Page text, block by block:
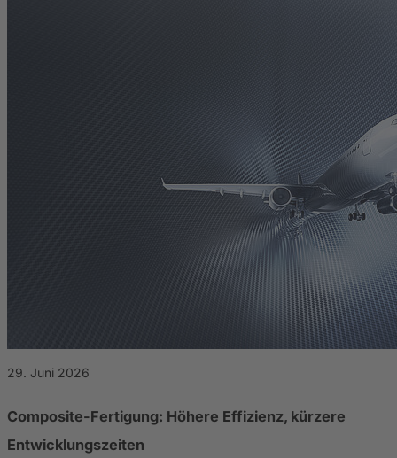
29. Juni 2026
Composite-Fertigung: Höhere Effizienz, kürzere
Entwicklungszeiten